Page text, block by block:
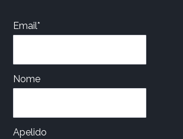
Email*
Nome
Apelido